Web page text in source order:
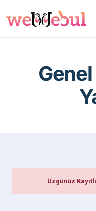
Genel
Üzgünüz